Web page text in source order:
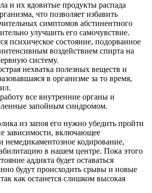
и их ядовитые продукты распада
что позволяет избавить
симптомов абстинентного
улучшить его самочувствие.
психическое состояние, подорванное
воздействием спирта на
систему.
нехватка полезных веществ и
в организме за то время,
все внутренние органы и
запойным синдромом.
из запоя его нужно убедить пройти
зависимости, включающее
немедикаментозное кодирование,
в нашем центре. Пока этого
аддикта будет оставаться
будут происходить срывы и новые
как останется слишком высокая